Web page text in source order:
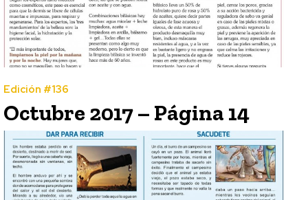
Edición #136
Octubre 2017 – Página 14